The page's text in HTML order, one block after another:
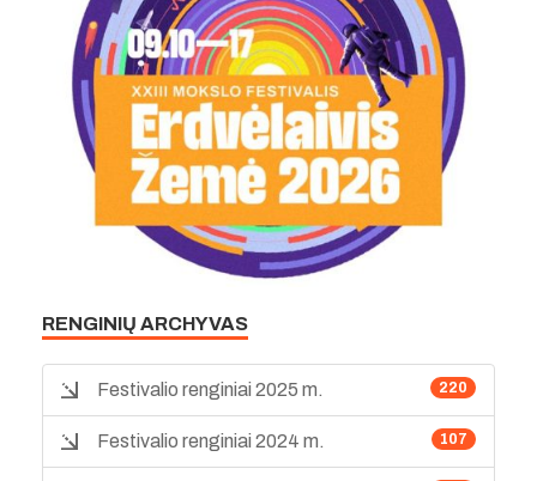
RENGINIŲ ARCHYVAS
220
Festivalio renginiai 2025 m.
107
Festivalio renginiai 2024 m.